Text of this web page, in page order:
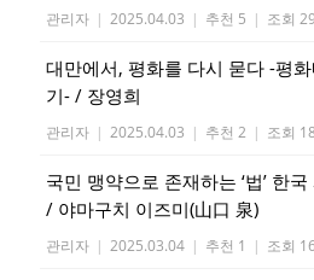
관리자 | 2025.04.03 | 추천 5 | 조회
대만에서, 평화를 다시 묻다 -평
기- / 장영희
관리자 | 2025.04.03 | 추천 2 | 조회
국민 맹약으로 존재하는 ‘법’ 한
/ 야마구치 이즈미(山口 泉)
관리자 | 2025.03.04 | 추천 1 | 조회